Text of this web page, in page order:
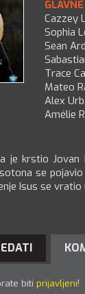
Cazzey
Sophia
Sean
Trace
Mateo
Alex
Amélie
je krstio
se
Isus se vratio
biti prijavljeni!